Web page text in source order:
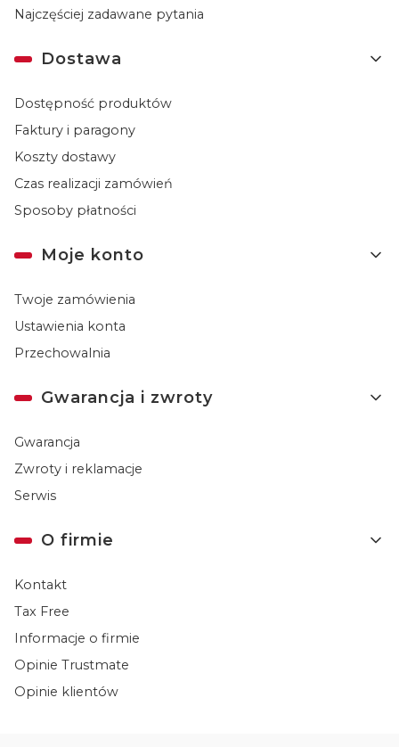
Najczęściej zadawane pytania
Dostawa
Dostępność produktów
Faktury i paragony
Koszty dostawy
Czas realizacji zamówień
Sposoby płatności
Moje konto
Twoje zamówienia
Ustawienia konta
Przechowalnia
Gwarancja i zwroty
Gwarancja
Zwroty i reklamacje
Serwis
O firmie
Kontakt
Tax Free
Informacje o firmie
Opinie Trustmate
Opinie klientów